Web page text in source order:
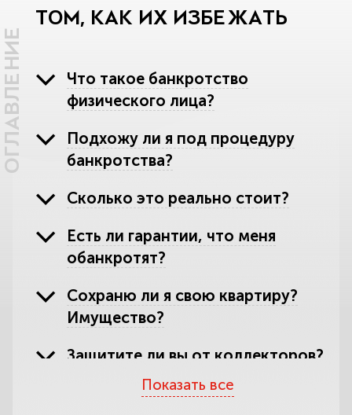
ОГЛАВЛЕНИЕ
ТОМ, КАК ИХ ИЗБЕЖАТЬ
Что такое банкротство
физического лица?
Подхожу ли я под процедуру
банкротства?
Сколько это реально стоит?
Есть ли гарантии, что меня
обанкротят?
Сохраню ли я свою квартиру?
Имущество?
Защитите ли вы от коллекторов?
Остерегайтесь обмана
Показать все